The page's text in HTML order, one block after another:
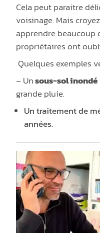
Cela peutparaitre
voisinage. Mais
apprendre beaucoup
propriétaires ont
Quelques exemples
– Unsous-sol inondé
grande pluie.
Un traitement de
années.